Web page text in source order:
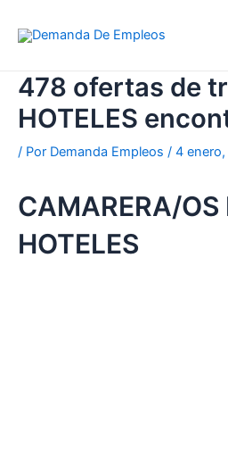
478 ofertas de
HOTELES
/ Por Demanda Empleos / 4
CAMARERA/OS
HOTELES